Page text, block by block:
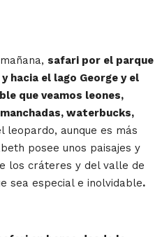
safari por el parque
hacia el lago George y el
que veamos leones,
waterbucks,
leopardo, aunque es más
posee unos paisajes y
los cráteres y del valle de
sea especial e inolvidable.